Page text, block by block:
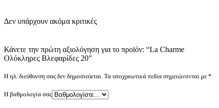
Δεν υπάρχουν ακόμα κριτικές
Κάνετε την πρώτη αξιολόγηση για το προϊόν: “La Charme
Ολόκληρες Βλεφαρίδες 20”
Η ηλ. διεύθυνση σας δεν δημοσιεύεται. Τα υποχρεωτικά πεδία σημειώνονται με *
Η βαθμολογία σας